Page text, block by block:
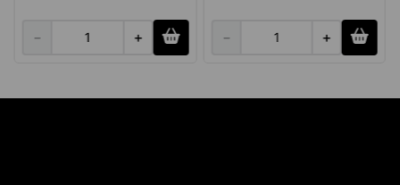
＋
－ ＋
－